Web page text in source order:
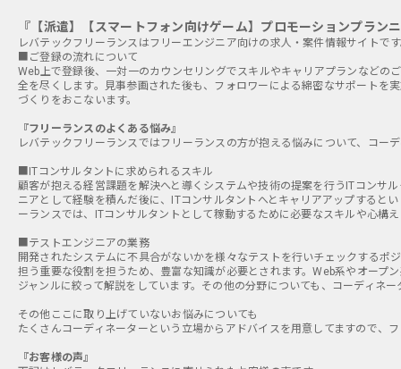
『【派遣】【スマートフォン向けゲーム】プロモーションプラン
■ご登録の流れについて
Web上で登録後、一対一のカウンセリングでスキルやキャリアプランなど
全を尽くします。見事参画された後も、フォロワーによる綿密なサポートを
づくりをおこないます。
『フリーランスのよくある悩み』
レバテックフリーランスではフリーランスの方が抱える悩みについて、コー
■ITコンサルタントに求められるスキル
顧客が抱える経営課題を解決へと導くシステムや技術の提案を行うITコンサ
ニアとして経験を積んだ後に、ITコンサルタントへとキャリアアップすると
ーランスでは、ITコンサルタントとして稼動するために必要なスキルや心構
■テストエンジニアの業務
開発されたシステムに不具合がないかを様々なテストを行いチェックする
担う重要な役割を担うため、豊富な知識が必要とされます。Web系やオープ
ジャンルに絞って解説をしています。その他の分野についても、コーディネ
その他ここに取り上げていないお悩みについても
たくさんコーディネーターという立場からアドバイスを用意してますので、
『お客様の声』